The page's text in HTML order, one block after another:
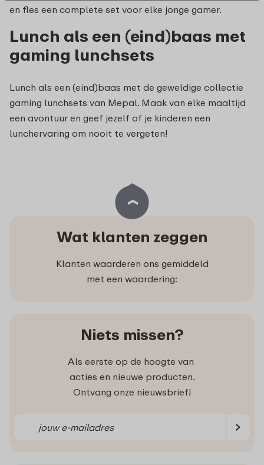
en fles een complete set voor elke jonge gamer.
Lunch als een (eind)baas met
gaming lunchsets
Lunch als een (eind)baas met de geweldige collectie
gaming lunchsets van Mepal. Maak van elke maaltijd
een avontuur en geef jezelf of je kinderen een
lunchervaring om nooit te vergeten!
Wat klanten zeggen
Klanten waarderen ons gemiddeld
met een waardering:
Niets missen?
Als eerste op de hoogte van
acties en nieuwe producten.
Ontvang onze nieuwsbrief!